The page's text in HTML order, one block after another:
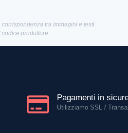
tra immagini e testi.
produttore.
Pagamenti in
Utilizziamo SSL /